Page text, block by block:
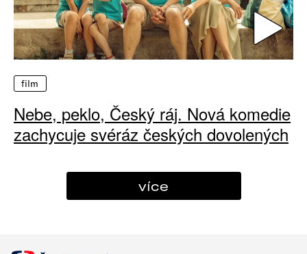
film
Nebe, peklo, Český ráj. Nová komedie
zachycuje svéráz českých dovolených
více